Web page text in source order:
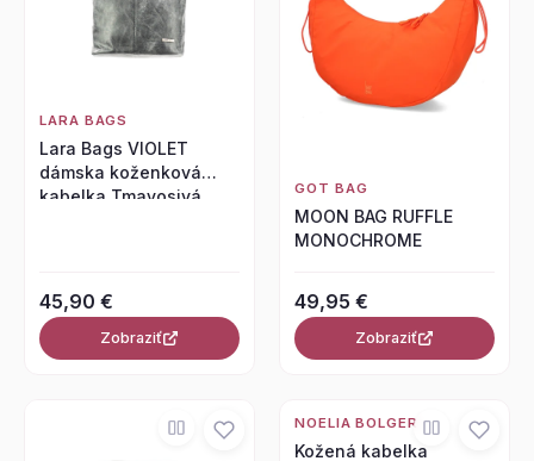
LARA BAGS
Lara Bags VIOLET
dámska koženková
kabelka Tmavosivá
45,90 €
Zobraziť
GOT BAG
MOON BAG RUFFLE
MONOCHROME
49,95 €
Zobraziť
NOELIA BOLGER
Kožená kabelka